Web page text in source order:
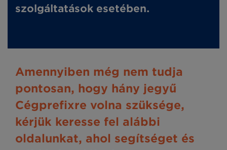
szolgáltatások esetében.
Amennyiben még nem tudja
pontosan, hogy hány jegyű
Cégprefixre volna szüksége,
kérjük keresse fel alábbi
oldalunkat, ahol segítséget és